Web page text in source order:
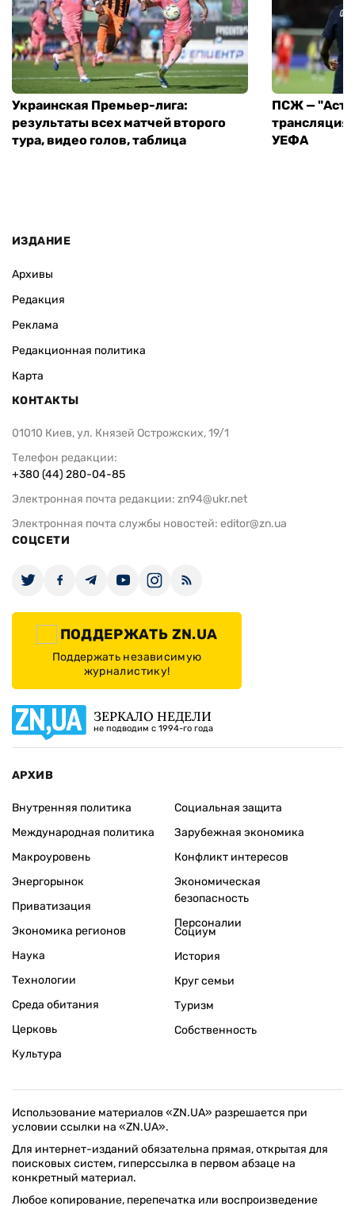
Украинская Премьер-лига:
результаты всех матчей второго
тура, видео голов, таблица
ПСЖ —
трансляция
УЕФА
ИЗДАНИЕ
Архивы
Редакция
Реклама
Редакционная политика
Карта
КОНТАКТЫ
01010 Киев, ул. Князей Острожских, 19/1
Телефон редакции:
+380 (44) 280-04-85
Электронная почта редакции: zn94@ukr.net
Электронная почта службы новостей: editor@zn.ua
СОЦСЕТИ
ПОДДЕРЖАТЬ ZN.UA
Поддержать независимую
журналистику!
ЗЕРКАЛО НЕДЕЛИ
не подводим с 1994-го года
АРХИВ
Внутренняя политика
Международная политика
Макроуровень
Энергорынок
Приватизация
Экономика регионов
Социальная защита
Зарубежная экономика
Конфликт интересов
Экономическая
безопасность
Персоналии
Наука
Технологии
Среда обитания
Церковь
Культура
Социум
История
Круг семьи
Туризм
Собственность
Использование материалов «ZN.UA» разрешается при
условии ссылки на «ZN.UA».
Для интернет-изданий обязательна прямая, открытая для
поисковых систем, гиперссылка в первом абзаце на
конкретный материал.
Любое копирование, перепечатка или воспроизведение